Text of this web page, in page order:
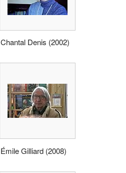
Chantal Denis (2002)
Émile Gilliard (2008)